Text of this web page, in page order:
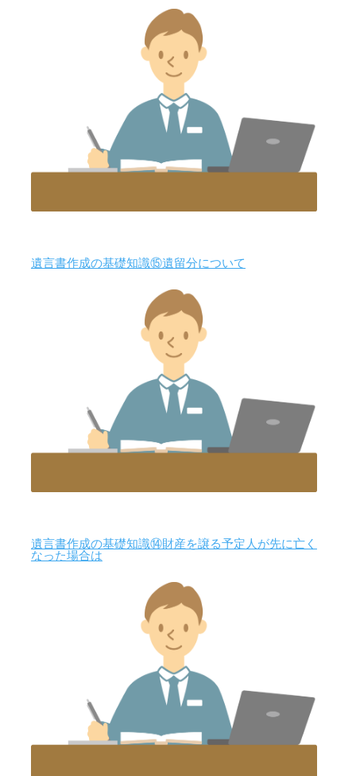
遺言書作成の基礎知識⑮遺留分について
遺言書作成の基礎知識⑭財産を譲る予定人が先に亡く
なった場合は